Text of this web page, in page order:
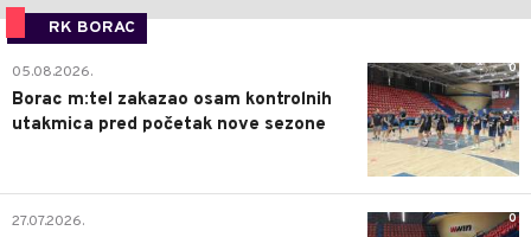
RK BORAC
0
05.08.2026.
Borac m:tel zakazao osam kontrolnih
utakmica pred početak nove sezone
0
27.07.2026.